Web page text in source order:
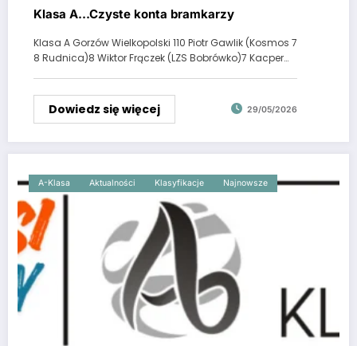
Klasa A…Czyste konta bramkarzy
Klasa A Gorzów Wielkopolski 110 Piotr Gawlik (Kosmos 7
8 Rudnica)8 Wiktor Frączek (LZS Bobrówko)7 Kacper…
Dowiedz się więcej 29/05/2026
A-Klasa Aktualności Klasyfikacje Najnowsze